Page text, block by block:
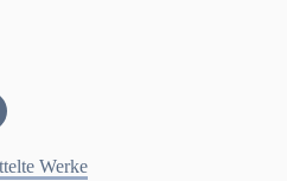
Werke